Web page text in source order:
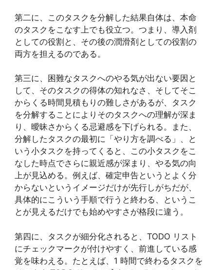
第二に、このタスクを分解した結果自体は、本命
のタスクをこなす上でも役立つ。つまり、導入剤
としての役割と、その後の潤滑剤としての役割の
両方を担えるのである。
第三に、困難なタスクへのやる気が出ない要因と
して、そのタスクの得体の知れなさ、そしてそこ
からくる時間見積もりの難しさがあるが、タスク
を分解することによりそのタスクへの理解が深ま
り、曖昧さからくる忌避感を下げられる。また、
分解したタスクの最初に「やり方を調べる」、と
いう小タスクを持ってくると、この小タスクをこ
なした時点でさらに親近感が深まり、やる気の向
上が見込める。例えば、確定申告というとよく分
からないというイメージだけが先行しがちだが、
具体的にこういう手順で行うと終わる、というこ
とが見えるだけでも始めやすさが格段に違う。
第四に、タスクが細分化されると、TODO リスト
にチェックマークが付けやすく、前進している感
覚を味わえる。たとえば、1 時間で終わるタスクを